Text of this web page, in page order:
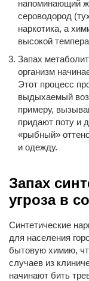
напоминающий
сероводород
наркотика, а
высокой
Запах
организм
Этот процесс
выдыхаемый
примеру,
придают поту и
«рыбный»
и одежду.
Запах
угроза в
Синтетические
для населения
бытовую химию,
случаев из
начинают бить